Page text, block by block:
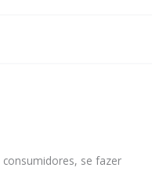
consumidores, se fazer